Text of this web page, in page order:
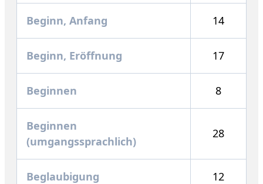
Beginn, Anfang 14
Beginn, Eröffnung 17
Beginnen 8
Beginnen
(umgangssprachlich)
28
Beglaubigung 12